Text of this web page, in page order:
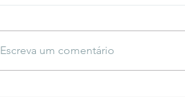
Escreva um comentário